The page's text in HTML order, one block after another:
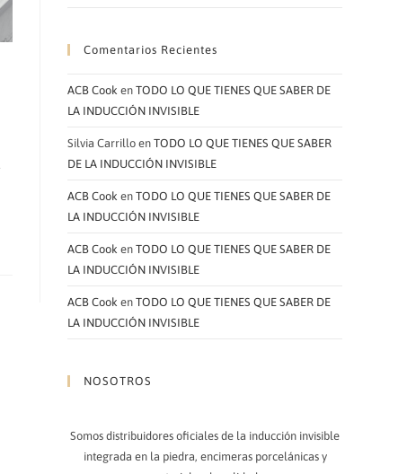
Comentarios Recientes
ACB Cook en TODO LO QUE TIENES QUE SABER DE
LA INDUCCIÓN INVISIBLE
Silvia Carrillo en TODO LO QUE TIENES QUE SABER
DE LA INDUCCIÓN INVISIBLE
ACB Cook en TODO LO QUE TIENES QUE SABER DE
LA INDUCCIÓN INVISIBLE
ACB Cook en TODO LO QUE TIENES QUE SABER DE
LA INDUCCIÓN INVISIBLE
ACB Cook en TODO LO QUE TIENES QUE SABER DE
LA INDUCCIÓN INVISIBLE
NOSOTROS
Somos distribuidores oficiales de la inducción invisible
integrada en la piedra, encimeras porcelánicas y